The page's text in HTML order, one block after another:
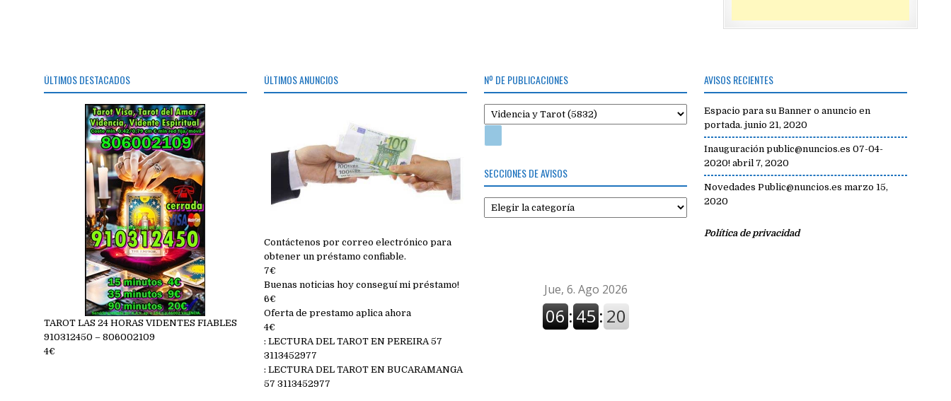
ÚLTIMOS DESTACADOS
TAROT LAS 24 HORAS VIDENTES FIABLES
910312450 – 806002109
4€
ÚLTIMOS ANUNCIOS
Contáctenos por correo electrónico para
obtener un préstamo confiable.
7€
Buenas noticias hoy conseguí mi préstamo!
6€
Oferta de prestamo aplica ahora
4€
: LECTURA DEL TAROT EN PEREIRA 57
3113452977
: LECTURA DEL TAROT EN BUCARAMANGA
57 3113452977
Nº DE PUBLICACIONES
SECCIONES DE AVISOS
Secciones
de
AVISOS RECIENTES
Espacio para su Banner o anuncio en
portada. junio 21, 2020
Inauguración public@nuncios.es 07-04-
2020! abril 7, 2020
Novedades Public@nuncios.es marzo 15,
2020
Política de privacidad